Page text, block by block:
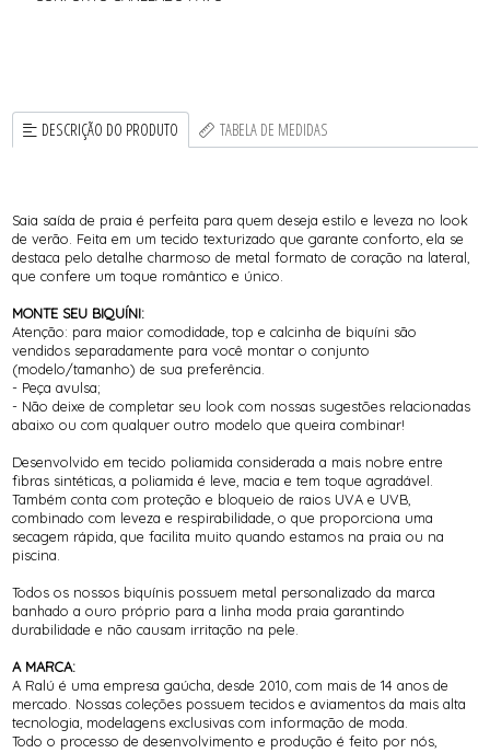
DESCRIÇÃO DO PRODUTO TABELA DE MEDIDAS
Saia saída de praia é perfeita para quem deseja estilo e leveza no look
de verão. Feita em um tecido texturizado que garante conforto, ela se
destaca pelo detalhe charmoso de metal formato de coração na lateral,
que confere um toque romântico e único.
MONTE SEU BIQUÍNI:
Atenção: para maior comodidade, top e calcinha de biquíni são
vendidos separadamente para você montar o conjunto
(modelo/tamanho) de sua preferência.
- Peça avulsa;
- Não deixe de completar seu look com nossas sugestões relacionadas
abaixo ou com qualquer outro modelo que queira combinar!
Desenvolvido em tecido poliamida considerada a mais nobre entre
fibras sintéticas, a poliamida é leve, macia e tem toque agradável.
Também conta com proteção e bloqueio de raios UVA e UVB,
combinado com leveza e respirabilidade, o que proporciona uma
secagem rápida, que facilita muito quando estamos na praia ou na
piscina.
Todos os nossos biquínis possuem metal personalizado da marca
banhado a ouro próprio para a linha moda praia garantindo
durabilidade e não causam irritação na pele.
A MARCA:
A Ralú é uma empresa gaúcha, desde 2010, com mais de 14 anos de
mercado. Nossas coleções possuem tecidos e aviamentos da mais alta
tecnologia, modelagens exclusivas com informação de moda.
Todo o processo de desenvolvimento e produção é feito por nós,